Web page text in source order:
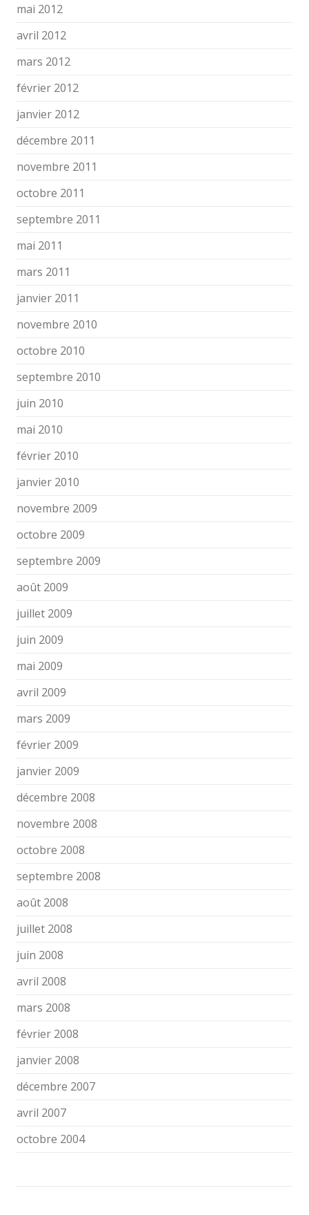
mai 2012
avril 2012
mars 2012
février 2012
janvier 2012
décembre 2011
novembre 2011
octobre 2011
septembre 2011
mai 2011
mars 2011
janvier 2011
novembre 2010
octobre 2010
septembre 2010
juin 2010
mai 2010
février 2010
janvier 2010
novembre 2009
octobre 2009
septembre 2009
août 2009
juillet 2009
juin 2009
mai 2009
avril 2009
mars 2009
février 2009
janvier 2009
décembre 2008
novembre 2008
octobre 2008
septembre 2008
août 2008
juillet 2008
juin 2008
avril 2008
mars 2008
février 2008
janvier 2008
décembre 2007
avril 2007
octobre 2004